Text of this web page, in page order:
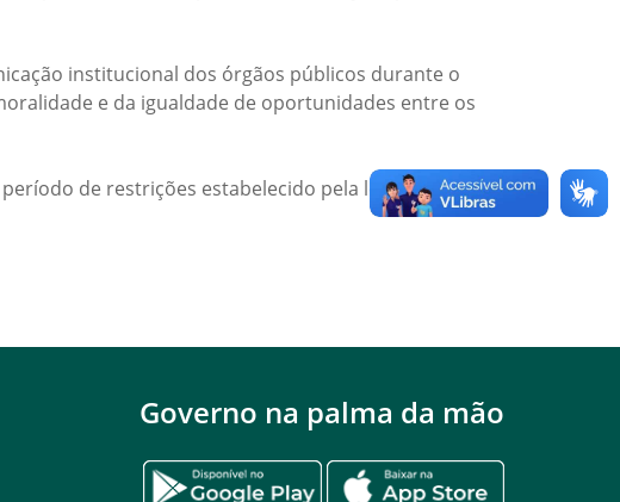
institucional dos órgãos públicos durante o
e da igualdade de oportunidades entre os
de restrições estabelecido pela legislação
Governo na palma da mão